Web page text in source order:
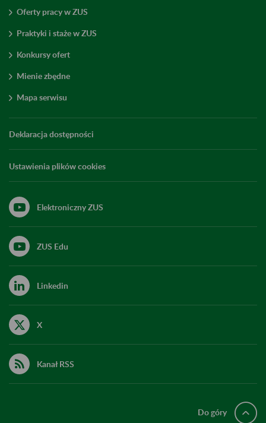
Oferty pracy w ZUS
Praktyki i staże w ZUS
Konkursy ofert
Mienie zbędne
Mapa serwisu
Deklaracja dostępności
Ustawienia plików cookies
Elektroniczny ZUS
ZUS Edu
Linkedin
X
Kanał RSS
Do góry